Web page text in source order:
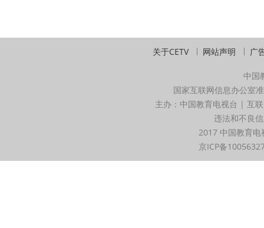
关于CETV 网站声明 广
中国
国家互联网信息办公室
主办：中国教育电视台 | 互
违法和不良
2017 中国教育
京ICP备